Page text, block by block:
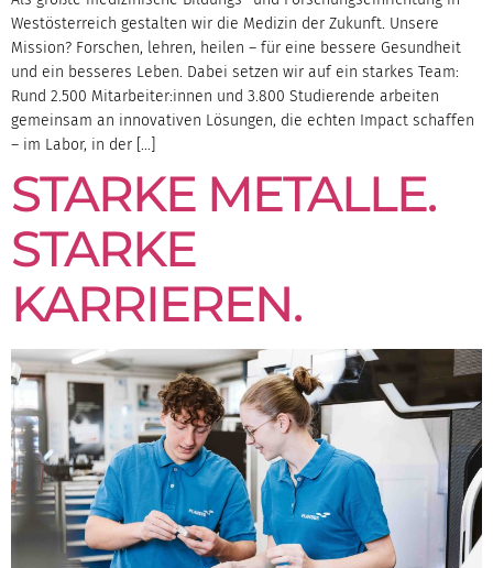
Westösterreich gestalten wir die Medizin der Zukunft. Unsere
Mission? Forschen, lehren, heilen – für eine bessere Gesundheit
und ein besseres Leben. Dabei setzen wir auf ein starkes Team:
Rund 2.500 Mitarbeiter:innen und 3.800 Studierende arbeiten
gemeinsam an innovativen Lösungen, die echten Impact schaffen
– im Labor, in der […]
STARKE METALLE.
STARKE
KARRIEREN.